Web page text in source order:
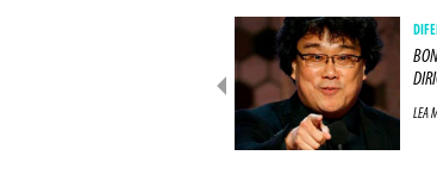
LEA